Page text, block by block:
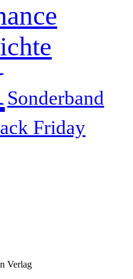
Sonderband
Friday
Verlag